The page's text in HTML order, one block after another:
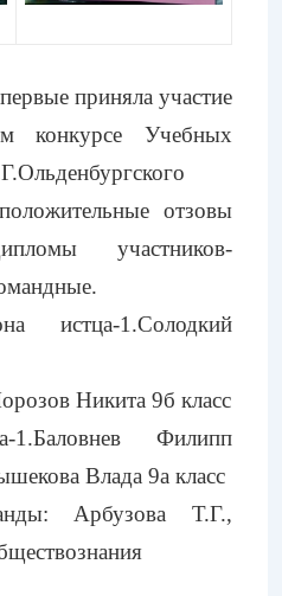
приняла участие
конкурсе Учебных
отзовы
участников-
истца-1.Солодкий
Никита 9б класс
1.Баловнев Филипп
Влада 9а класс
Арбузова Т.Г.,